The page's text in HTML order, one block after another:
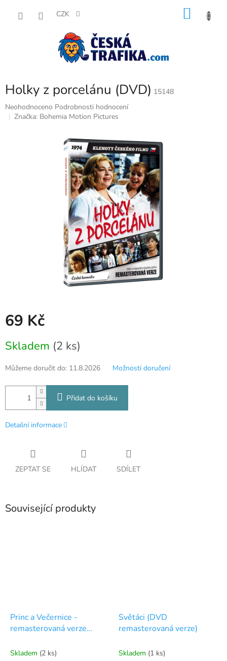
CZK
Holky z porcelánu (DVD) 15148
Průměrné
hodnocení
Neohodnoceno Podrobnosti hodnocení
Značka: Bohemia Motion Pictures
69 Kč
cena:
Skladem (2 ks)
Můžeme doručit do: 11.8.2026 Možnosti doručení
Přidat do košíku
Detailní informace
ZEPTAT SE HLÍDAT SDÍLET
Související produkty
Princ a Večernice -
remasterovaná verze
Skladem (2 ks)
Světáci (DVD
remasterovaná verze)
Skladem (1 ks)